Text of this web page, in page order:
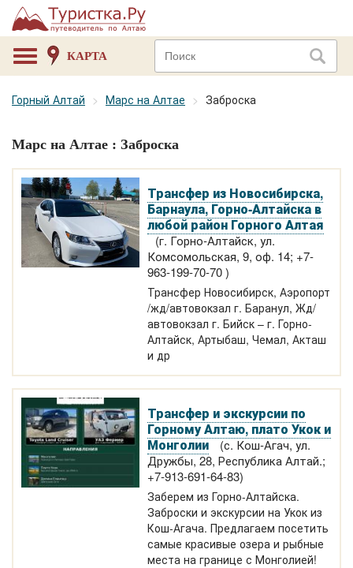
КАРТА
Горный Алтай Марс на Алтае Заброска
Марс на Алтае : Заброска
Трансфер из Новосибирска,
Барнаула, Горно-Алтайска в
любой район Горного Алтая
(г. Горно-Алтайск, ул.
Комсомольская, 9, оф. 14; +7-
963-199-70-70 )
Трансфер Новосибирск, Аэропорт
/жд/автовокзал г. Баранул, Жд/
автовокзал г. Бийск – г. Горно-
Алтайск, Артыбаш, Чемал, Акташ
и др
Трансфер и экскурсии по
Горному Алтаю, плато Укок и
Монголии
(с. Кош-Агач, ул.
Дружбы, 28, Республика Алтай.;
+7-913-691-64-83)
Заберем из Горно-Алтайска.
Заброски и экскурсии на Укок из
Кош-Агача. Предлагаем посетить
самые красивые озера и рыбные
места на границе с Монголией!